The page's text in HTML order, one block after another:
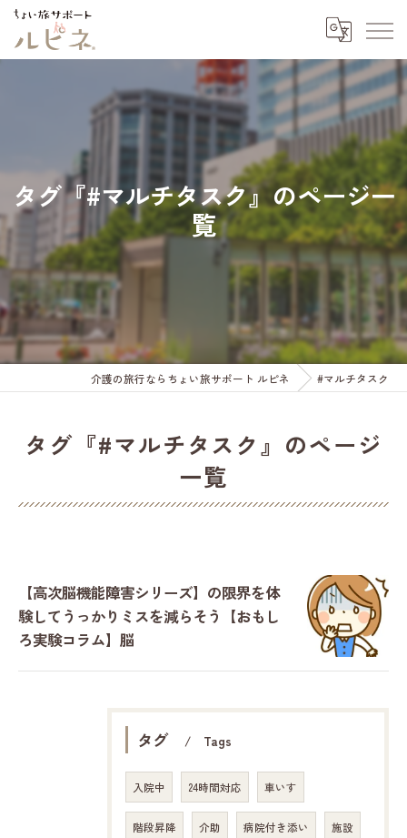
タグ『#マルチタスク』のページ一
覧
介護の旅行ならちょい旅サポート ルピネ #マルチタスク
タグ『#マルチタスク』のページ
一覧
【高次脳機能障害シリーズ】の限界を体
験してうっかりミスを減らそう【おもし
ろ実験コラム】脳
タグ Tags
入院中 24時間対応 車いす
階段昇降 介助 病院付き添い 施設